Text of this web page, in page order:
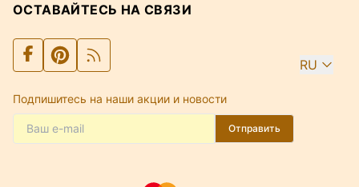
ОСТАВАЙТЕСЬ НА СВЯЗИ
RU
Подпишитесь на наши акции и новости
Отправить